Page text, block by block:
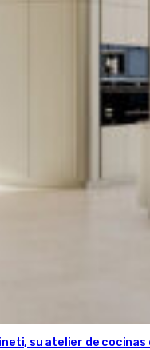
su atelier de cocinas